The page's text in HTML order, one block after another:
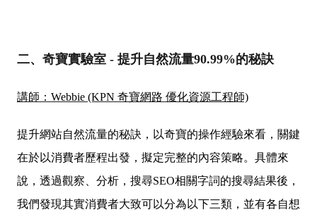
二、奇寶實驗室 - 提升自然流量90.99%的秘訣
講師：Webbie (KPN 奇寶網路 優化資源工程師)
提升網站自然流量的秘訣，以奇寶的操作經驗來看，關鍵
在於以消費者歷程出發，擬定完整的內容策略。具體來
說，透過觀察、分析，搜尋SEO相關字詞的搜尋結果後，
我們發現其實消費者大致可以分為以下三類，並有各自想